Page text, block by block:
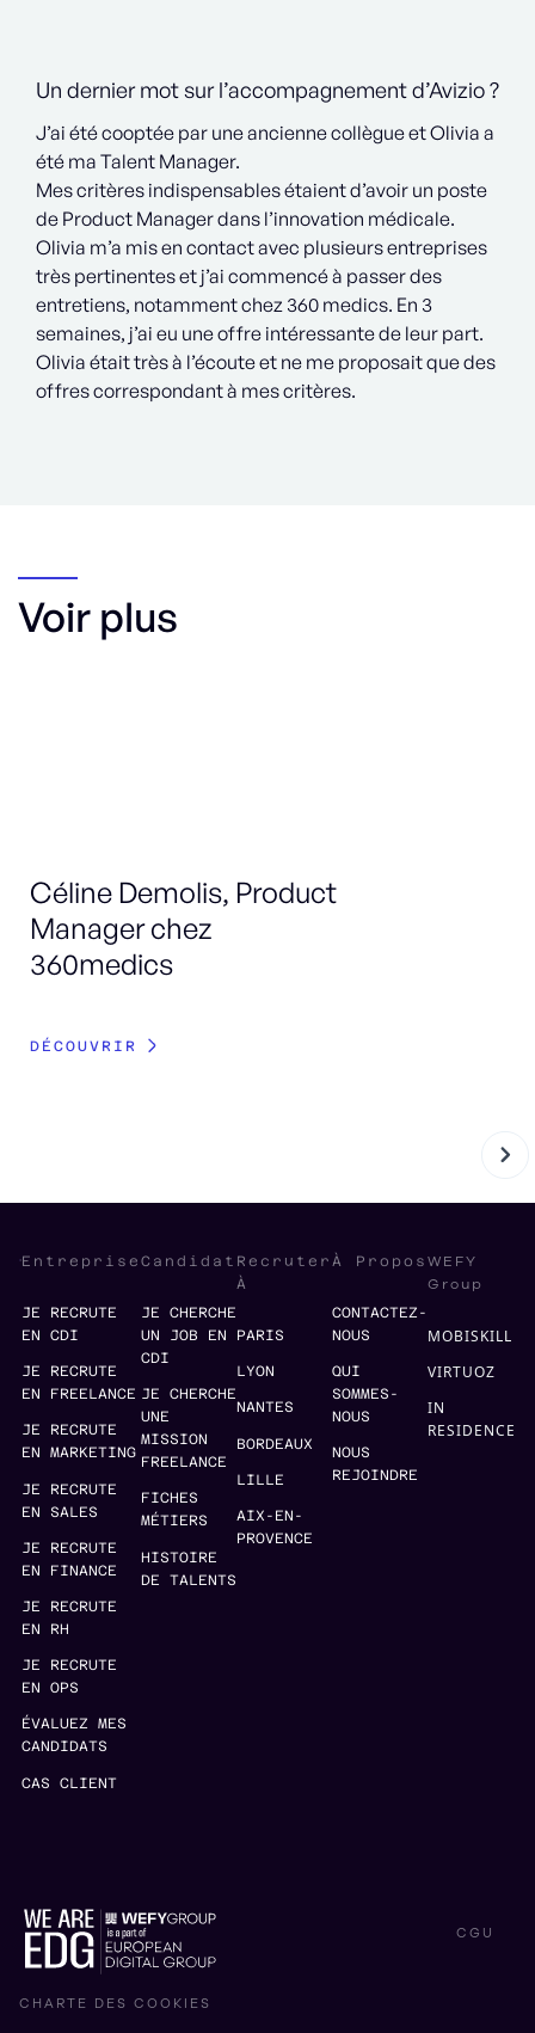
Un dernier mot sur l’accompagnement d’Avizio ?
J’ai été cooptée par une ancienne collègue et Olivia a
été ma Talent Manager.
Mes critères indispensables étaient d’avoir un poste
de Product Manager dans l’innovation médicale.
Olivia m’a mis en contact avec plusieurs entreprises
très pertinentes et j’ai commencé à passer des
entretiens, notamment chez 360 medics. En 3
semaines, j’ai eu une offre intéressante de leur part.
Olivia était très à l’écoute et ne me proposait que des
offres correspondant à mes critères.
Voir plus
Céline Demolis, Product
Manager chez
360medics
DÉCOUVRIR
Entreprise
JE RECRUTE
EN CDI
JE RECRUTE
EN FREELANCE
JE RECRUTE
EN MARKETING
JE RECRUTE
EN SALES
JE RECRUTE
EN FINANCE
JE RECRUTE
EN RH
JE RECRUTE
EN OPS
ÉVALUEZ MES
CANDIDATS
CAS CLIENT
Candidat
JE CHERCHE
UN JOB EN
CDI
JE CHERCHE
UNE
MISSION
FREELANCE
FICHES
MÉTIERS
HISTOIRE
DE TALENTS
Recruter
À
PARIS
LYON
NANTES
BORDEAUX
LILLE
AIX-EN-
PROVENCE
À Propos
CONTACTEZ-
NOUS
QUI
SOMMES-
NOUS
NOUS
REJOINDRE
WEFY
Group
MOBISKILL
VIRTUOZ
IN
RESIDENCE
CHARTE DES COOKIES
CGU